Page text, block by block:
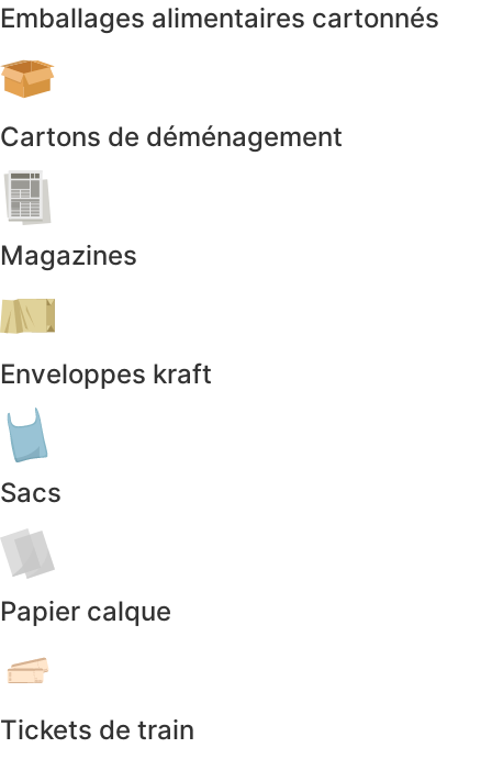
Emballages alimentaires cartonnés
Cartons de déménagement
Magazines
Enveloppes kraft
Sacs
Papier calque
Tickets de train